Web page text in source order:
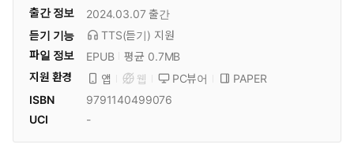
출간 정보
2024.03.07 출간
듣기 기능
TTS(듣기) 지원
파일 정보
EPUB
평균 0.7MB
지원 환경
앱 웹 PC뷰어
PAPER
ISBN
9791140499076
UCI
-